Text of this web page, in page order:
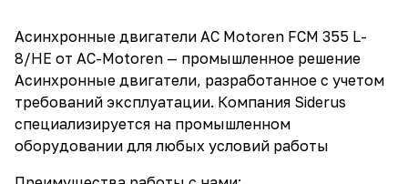
Асинхронные двигатели AC Motoren FCM 355 L-
8/HE от AC-Motoren — промышленное решение
Асинхронные двигатели, разработанное с учетом
требований эксплуатации. Компания Siderus
специализируется на промышленном
оборудовании для любых условий работы